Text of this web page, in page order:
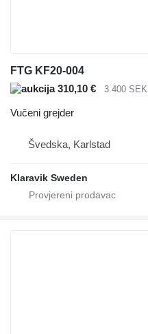
FTG KF20-004
310,10 €
3.400 SEK
Vučeni grejder
Švedska, Karlstad
Klaravik Sweden